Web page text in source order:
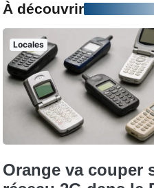
À découvrir
Locales
Orange va couper